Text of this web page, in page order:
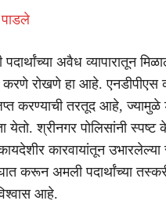
अवैध व्यापारातून
करणे रोखणे हा आहे. एनडीपीएस
करण्याची तरतूद आहे, ज्यामुळे
येतो. श्रीनगर पोलिसांनी
कारवायांतून उभारलेल्या
करून अमली पदार्थांच्या
आहे.